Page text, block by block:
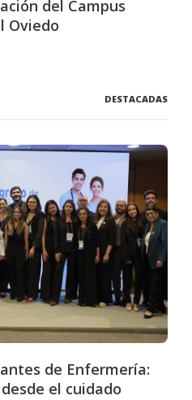
del Campus
Oviedo
DESTACADAS
de Enfermería:
el cuidado